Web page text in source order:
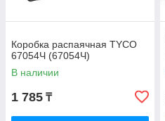
Коробка распаячная TYCO
67054Ч (67054Ч)
В наличии
1 785 ₸